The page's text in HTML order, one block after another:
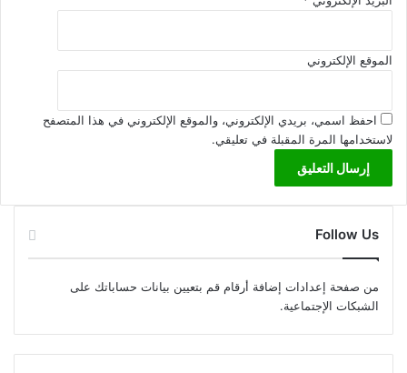
الموقع الإلكتروني
احفظ اسمي، بريدي الإلكتروني، والموقع الإلكتروني في هذا المتصفح
لاستخدامها المرة المقبلة في تعليقي.
Follow Us
من صفحة إعدادات إضافة أرقام قم بتعيين بيانات حساباتك على
الشبكات الإجتماعية.